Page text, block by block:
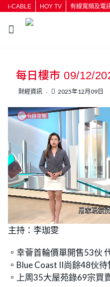
i-CABLE HOY TV 有線寬頻及電
每日樓市 09/12/
財經資訊 2025年12月09日
n
m
u
e
o
:
1
0
.
5
9
主持：李珈雯
。幸薈首輪價單開售53伙
。Blue Coast II尚餘48伙
。上周35大屋苑錄69宗買